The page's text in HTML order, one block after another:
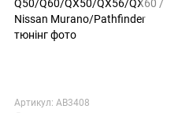
Артикул: AB3408